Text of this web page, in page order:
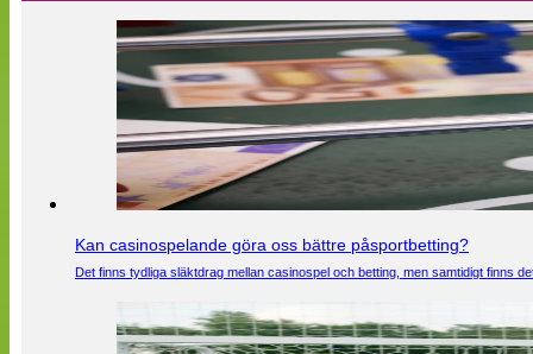
Kan casinospelande göra oss bättre påsportbetting?
Det finns tydliga släktdrag mellan casinospel och betting, men samtidigt finns